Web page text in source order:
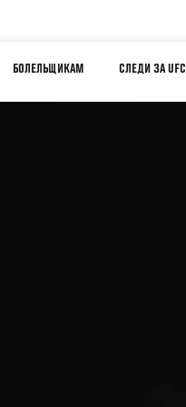
БОЛЕЛЬЩИКАМ СЛЕДИ ЗА UFC